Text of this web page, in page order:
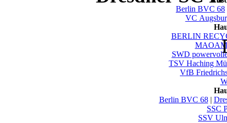
Berlin BVC 68
VC
BERLIN
SWD
TSV Haching
VfB
Berlin BVC 68|
SSC
SSV